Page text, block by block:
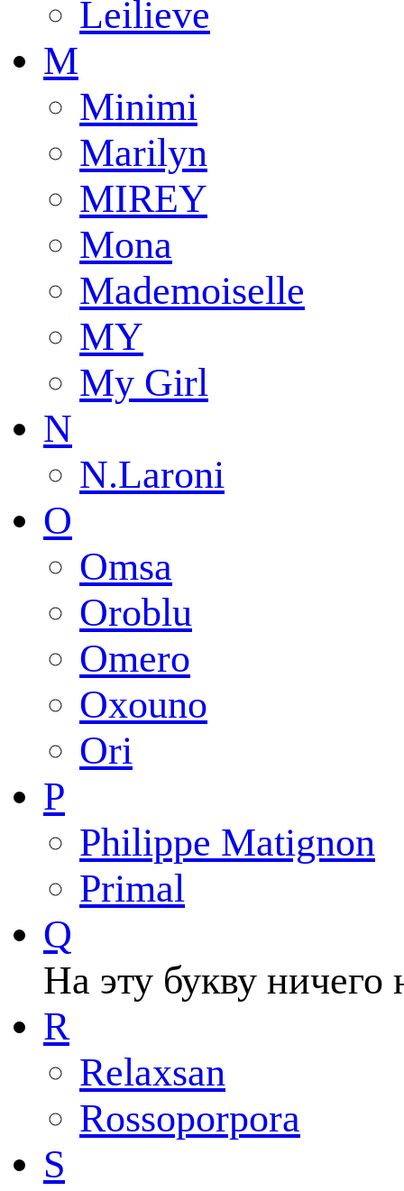
Leilieve
M
Minimi
Marilyn
MIREY
Mona
Mademoiselle
MY
My Girl
N
N.Laroni
O
Omsa
Oroblu
Omero
Oxouno
Ori
P
Philippe Matignon
Primal
Q
На эту букву ничего
R
Relaxsan
Rossoporpora
S